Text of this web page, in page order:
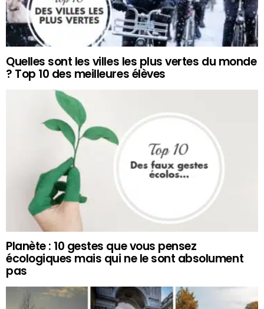
Quelles sont les villes les plus vertes du monde
? Top 10 des meilleures élèves
Planète : 10 gestes que vous pensez
écologiques mais qui ne le sont absolument
pas